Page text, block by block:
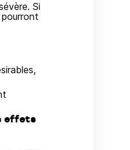
Si
effets